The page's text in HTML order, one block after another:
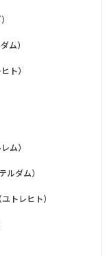
ム）
ト）
ム）
ルダム）
トレヒト）